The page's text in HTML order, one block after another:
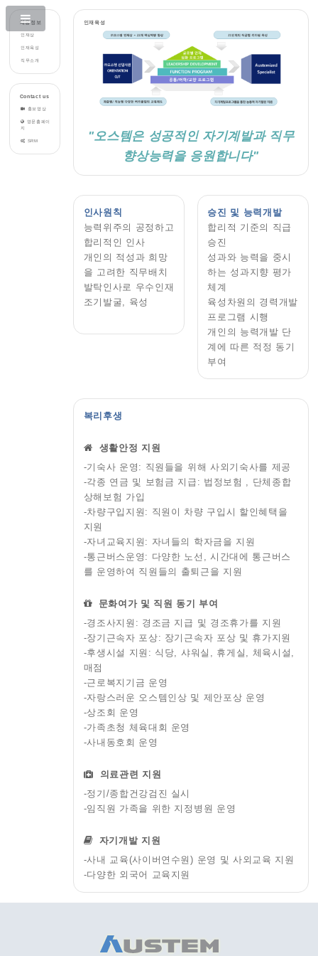
채용정보
인재상
인재육성
직무소개
Contact us
홍보영상
영문홈페이
지
SRM
인재육성
"오스템은 성공적인 자기계발과 직무
향상능력을 응원합니다"
인사원칙
능력위주의 공정하고
합리적인 인사
개인의 적성과 희망
을 고려한 직무배치
발탁인사로 우수인재
조기발굴, 육성
승진 및 능력개발
합리적 기준의 직급
승진
성과와 능력을 중시
하는 성과지향 평가
체계
육성차원의 경력개발
프로그램 시행
개인의 능력개발 단
계에 따른 적정 동기
부여
복리후생
생활안정 지원
-기숙사 운영: 직원들을 위해 사외기숙사를 제공
-각종 연금 및 보험금 지급: 법정보험 , 단체종합
상해보험 가입
-차량구입지원: 직원이 차량 구입시 할인혜택을
지원
-자녀교육지원: 자녀들의 학자금을 지원
-통근버스운영: 다양한 노선, 시간대에 통근버스
를 운영하여 직원들의 출퇴근을 지원
문화여가 및 직원 동기 부여
-경조사지원: 경조금 지급 및 경조휴가를 지원
-장기근속자 포상: 장기근속자 포상 및 휴가지원
-후생시설 지원: 식당, 샤워실, 휴게실, 체육시설,
매점
-근로복지기금 운영
-자랑스러운 오스템인상 및 제안포상 운영
-상조회 운영
-가족초청 체육대회 운영
-사내동호회 운영
의료관련 지원
-정기/종합건강검진 실시
-임직원 가족을 위한 지정병원 운영
자기개발 지원
-사내 교육(사이버연수원) 운영 및 사외교육 지원
-다양한 외국어 교육지원